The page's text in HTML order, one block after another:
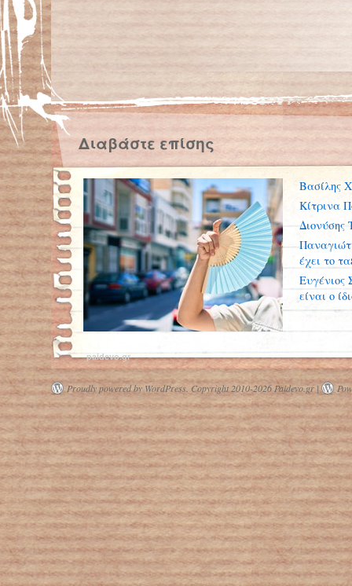
Διαβάστε επίσης
Γιατί οι γυναίκες είναι πιο ευάλωτες
στον καύσωνα;
Στα Ιατρεία των ΜΚΟ προσφεύγει
πλέον το 30% των Ελλήνων
Βασίλης
Κίτρινα
Διονύσης
έχει το
Ευγένιος
είναι ο
paidevo.gr
Proudly powered by WordPress. Copyright 2010-2026 Paidevo.gr |